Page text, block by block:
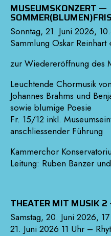
MUSEUMSKONZERT —
Sonntag, 21. Juni 2026,
Sammlung Oskar
zur Wiedereröffnung des
Leuchtende Chormusik
Johannes Brahms und
sowie blumige Poesie
Fr. 15/12 inkl.
anschliessender Führung
Kammerchor
Leitung: Ruben Banzer
THEATER MIT MUSIK 2
Samstag, 20. Juni 2026,
21. Juni 2026 11 Uhr –